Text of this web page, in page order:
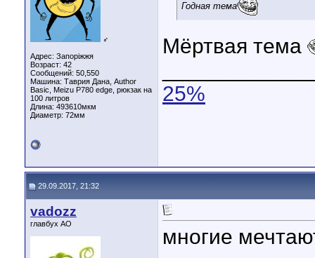
♂
Адрес: Запоріжжя
Возраст: 42
Сообщений: 50,550
Машина: Таврия Дана, Author
Basic, Meizu P780 edge, рюкзак на
100 литров
Длина: 493610мкм
Диаметр: 72мм
Годная тема
Мёртвая тема
25%
29.09.2017, 21:32
vadozz
главбух АО
многие